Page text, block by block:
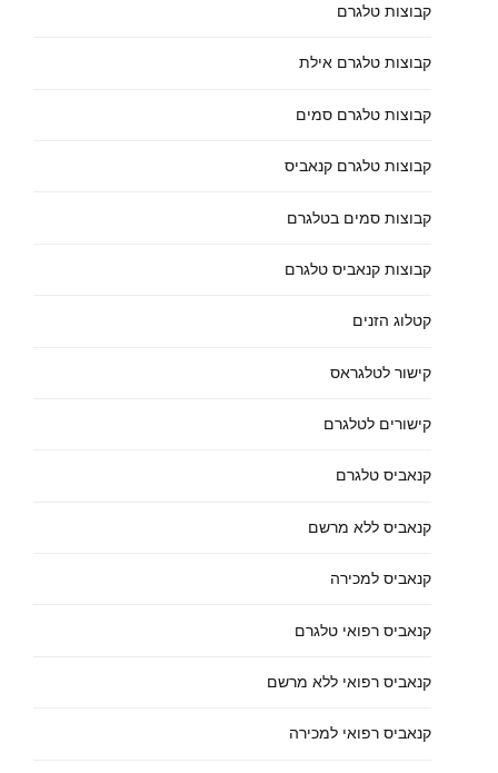
קבוצות טלגרם
קבוצות טלגרם אילת
קבוצות טלגרם סמים
קבוצות טלגרם קנאביס
קבוצות סמים בטלגרם
קבוצות קנאביס טלגרם
קטלוג הזנים
קישור לטלגראס
קישורים לטלגרם
קנאביס טלגרם
קנאביס ללא מרשם
קנאביס למכירה
קנאביס רפואי טלגרם
קנאביס רפואי ללא מרשם
קנאביס רפואי למכירה